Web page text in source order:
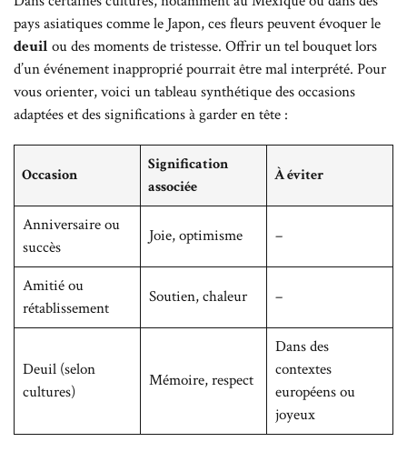
pays asiatiques comme le Japon, ces fleurs peuvent évoquer le
deuil ou des moments de tristesse. Offrir un tel bouquet lors
d’un événement inapproprié pourrait être mal interprété. Pour
vous orienter, voici un tableau synthétique des occasions
adaptées et des significations à garder en tête :
Occasion
Signification
associée
À éviter
Anniversaire ou
succès
Joie, optimisme –
Amitié ou
rétablissement
Soutien, chaleur –
Deuil (selon
cultures)
Mémoire, respect
Dans des
contextes
européens ou
joyeux